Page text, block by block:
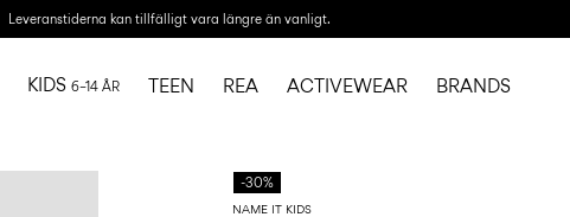
Leveranstiderna kan tillfälligt vara längre än vanligt.
KIDS 6–14 ÅR TEEN REA ACTIVEWEAR BRANDS
-30%
NAME IT KIDS